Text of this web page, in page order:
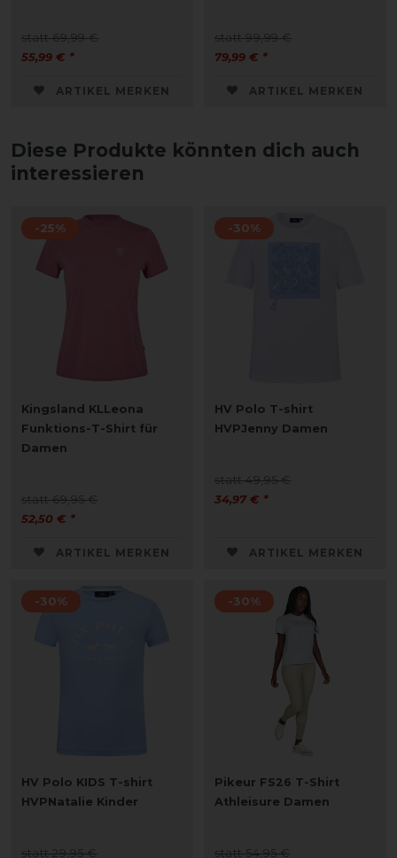
statt 69,99 €
55,99 € *
ARTIKEL MERKEN
statt 99,99 €
79,99 € *
ARTIKEL MERKEN
Diese Produkte könnten dich auch
interessieren
-25%
Kingsland KLLeona
Funktions-T-Shirt für
Damen
statt 69,95 €
52,50 € *
ARTIKEL MERKEN
-30%
HV Polo T-shirt
HVPJenny Damen
statt 49,95 €
34,97 € *
ARTIKEL MERKEN
-30%
HV Polo KIDS T-shirt
HVPNatalie Kinder
statt 29,95 €
-30%
Pikeur FS26 T-Shirt
Athleisure Damen
statt 54,95 €